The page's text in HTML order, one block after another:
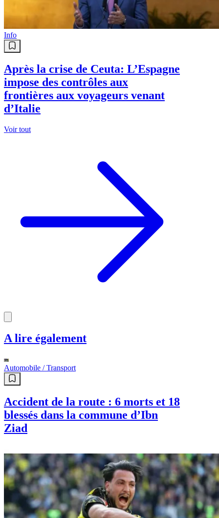
Info
Après la crise de Ceuta: L’Espagne
impose des contrôles aux
frontières aux voyageurs venant
d’Italie
Voir tout
A lire également
Automobile / Transport